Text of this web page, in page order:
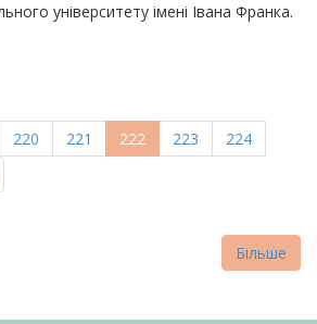
університету імені Івана Франка.
Page
220 Page
221
Поточна
сторінка
222 Page
223 Page
224
Більше